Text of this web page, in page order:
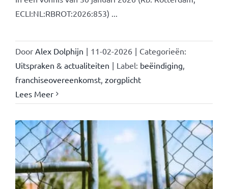
ECLI:NL:RBROT:2026:853) ...
Door Alex Dolphijn | 11-02-2026 | Categorieën:
Uitspraken & actualiteiten | Label: beëindiging
franchiseovereenkomst, zorgplicht
Lees Meer